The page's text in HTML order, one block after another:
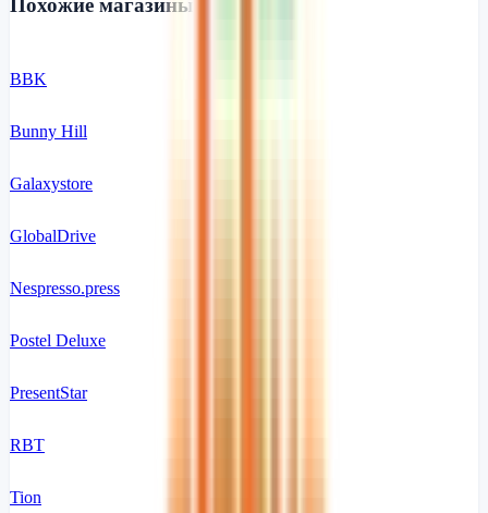
BBK
Bunny Hill
Galaxystore
GlobalDrive
Nespresso.press
Postel Deluxe
PresentStar
RBT
Tion